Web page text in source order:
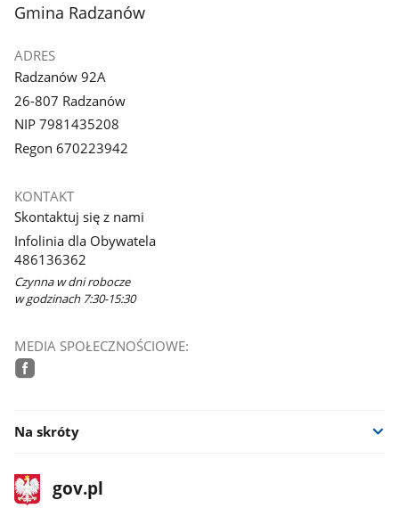
stopka
Gmina Radzanów
ADRES
Radzanów 92A
26-807 Radzanów
NIP 7981435208
Regon 670223942
KONTAKT
Skontaktuj się z nami
Infolinia dla Obywatela
486136362
Czynna w dni robocze
w godzinach 7:30-15:30
MEDIA SPOŁECZNOŚCIOWE:
Na skróty
stopka
gov.plStrona
gov.pl